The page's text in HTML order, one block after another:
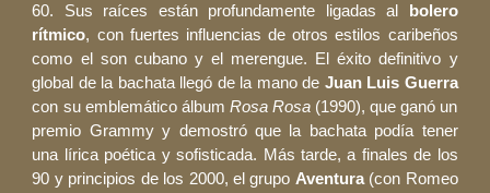
60. Sus raíces están profundamente ligadas al
bolero
rítmico, con fuertes influencias de otros estilos caribeños
como el son cubano y el merengue. El éxito definitivo y
global de la bachata llegó de la mano de Juan Luis Guerra
con su emblemático álbum Rosa Rosa (1990), que ganó un
premio Grammy y demostró que la bachata podía tener
una lírica poética y sofisticada. Más tarde, a finales de los
90 y principios de los 2000, el grupo Aventura(con Romeo